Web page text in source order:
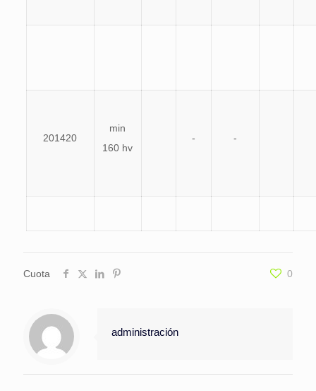
201420
min
160 hv
- -
Cuota 0
administración